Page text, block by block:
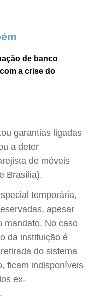
de banco
a crise do
garantias ligadas
a deter
de móveis
Brasília).
temporária,
apesar
mandato. No caso
da instituição é
do sistema
ficam indisponíveis
ex-